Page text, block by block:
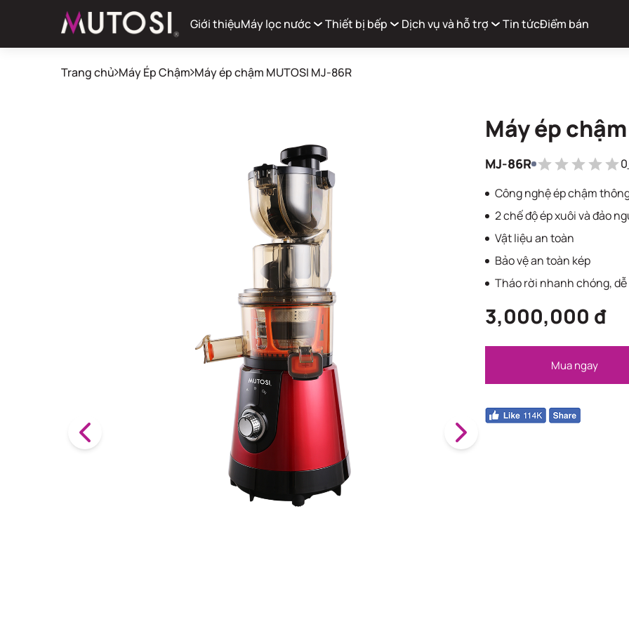
Giới thiệuMáy lọc nước Thiết bị bếp Dịch vụ và hỗ trợ Tin tứcĐiểm bán
sản phẩm trong giỏ hàng Xem
Trang chủ Máy Ép Chậm Máy ép chậm MUTOSI MJ-86R
Máy ép
MJ-86R 0
Công nghệ ép chậm
2 chế độ ép xuôi và đảo
Vật liệu an toàn
Bảo vệ an toàn kép
Tháo rời nhanh chóng,
3,000,000 đ
Mua ngay